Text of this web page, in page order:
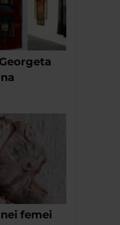
femei